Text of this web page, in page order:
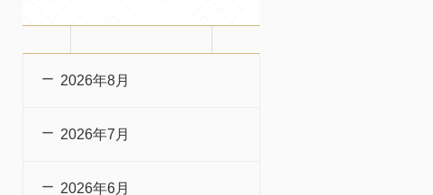
2026年8月
2026年7月
2026年6月